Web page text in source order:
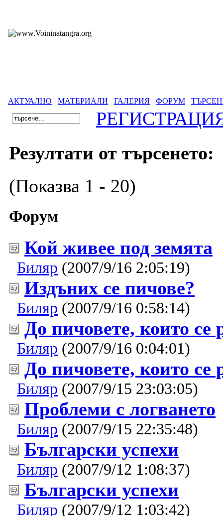
АКТУАЛНО МАТЕРИАЛИ ГАЛЕРИЯ ФОРУМ
Резултати от търсенето:
(Показва 1 - 20)
Форум
Кой живее под земята
Биляр (2007/9/16 2:05:19)
Издъних се пичове?
Биляр (2007/9/16 0:58:14)
До пичовете, които се
Биляр (2007/9/16 0:04:01)
До пичовете, които се
Биляр (2007/9/15 23:03:05)
Проблеми с логването
Биляр (2007/9/15 22:35:48)
Български успехи
Биляр (2007/9/12 1:08:37)
Български успехи
Биляр (2007/9/12 1:03:42)